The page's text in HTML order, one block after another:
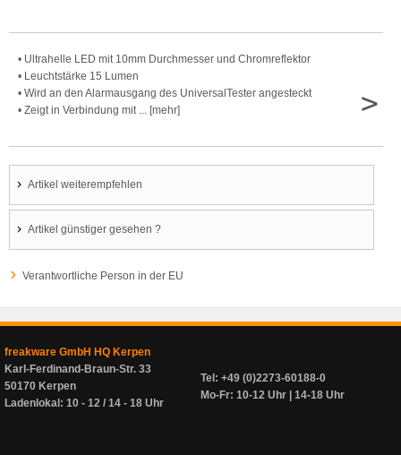
• Ultrahelle LED mit 10mm Durchmesser und Chromreflektor
• Leuchtstärke 15 Lumen
• Wird an den Alarmausgang des UniversalTester angesteckt
• Zeigt in Verbindung mit ... [mehr]
>
Artikel weiterempfehlen
Artikel günstiger gesehen ?
Verantwortliche Person in der EU
freakware GmbH HQ Kerpen
Karl-Ferdinand-Braun-Str. 33
50170 Kerpen
Ladenlokal: 10 - 12 / 14 - 18 Uhr
Tel: +49 (0)2273-60188-0
Mo-Fr: 10-12 Uhr | 14-18 Uhr